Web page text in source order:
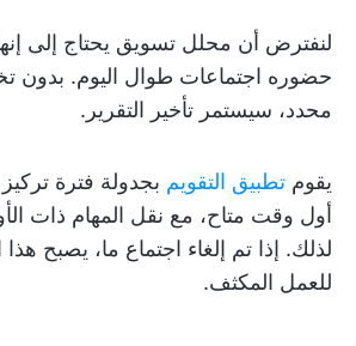
لنفترض أن محلل تسويق يحتاج إلى
حضوره اجتماعات طوال اليوم.
محدد، سيستمر تأخير التقرير.
يقوم تطبيق التقويم بجدولة فترة
أول وقت متاح، مع نقل المهام ذات
لذلك. إذا تم إلغاء اجتماع ما، يصبح
للعمل المكثف.